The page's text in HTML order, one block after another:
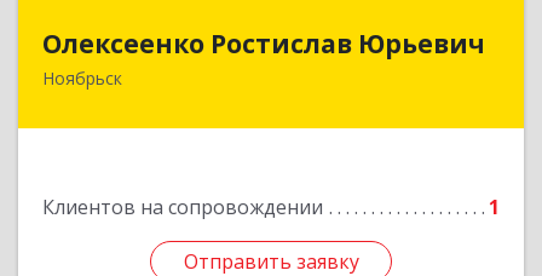
Олексеенко Ростислав Юрьевич
Ноябрьск
Клиентов на сопровождении 1
Отправить заявку
629804, Ямало-Ненецкий АО, Ноябрьск г,
Отправить заявку